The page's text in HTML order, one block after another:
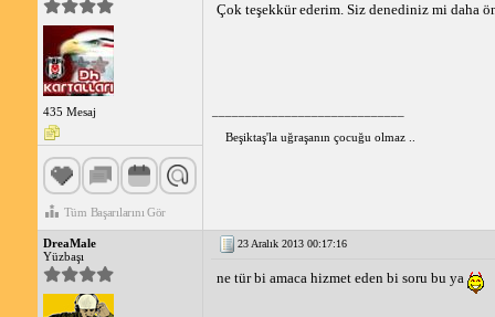
435 Mesaj
Tüm Başarılarını Gör
Çok teşekkür ederim. Siz denediniz mi daha
Beşiktaş'la uğraşanın çocuğu olmaz ..
DreaMale
Yüzbaşı
23 Aralık 2013 00:17:16
ne tür bi amaca hizmet eden bi soru bu ya